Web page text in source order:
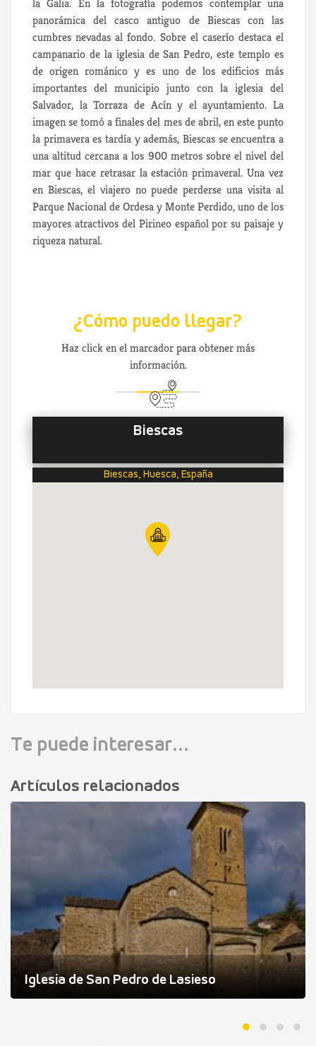
la Galia. En la fotografía podemos contemplar una
panorámica del casco antiguo de Biescas con las
cumbres nevadas al fondo. Sobre el caserío destaca el
campanario de la iglesia de San Pedro, este templo es
de origen románico y es uno de los edificios más
importantes del municipio junto con la iglesia del
Salvador, la Torraza de Acín y el ayuntamiento. La
imagen se tomó a finales del mes de abril, en este punto
la primavera es tardía y además, Biescas se encuentra a
una altitud cercana a los 900 metros sobre el nivel del
mar que hace retrasar la estación primaveral. Una vez
en Biescas, el viajero no puede perderse una visita al
Parque Nacional de Ordesa y Monte Perdido, uno de los
mayores atractivos del Pirineo español por su paisaje y
riqueza natural.
¿Cómo puedo llegar?
Haz click en el marcador para obtener más
información.
Biescas
Biescas, Huesca, España
Te puede interesar...
Artículos relacionados
Iglesia de San Pedro de Lasieso